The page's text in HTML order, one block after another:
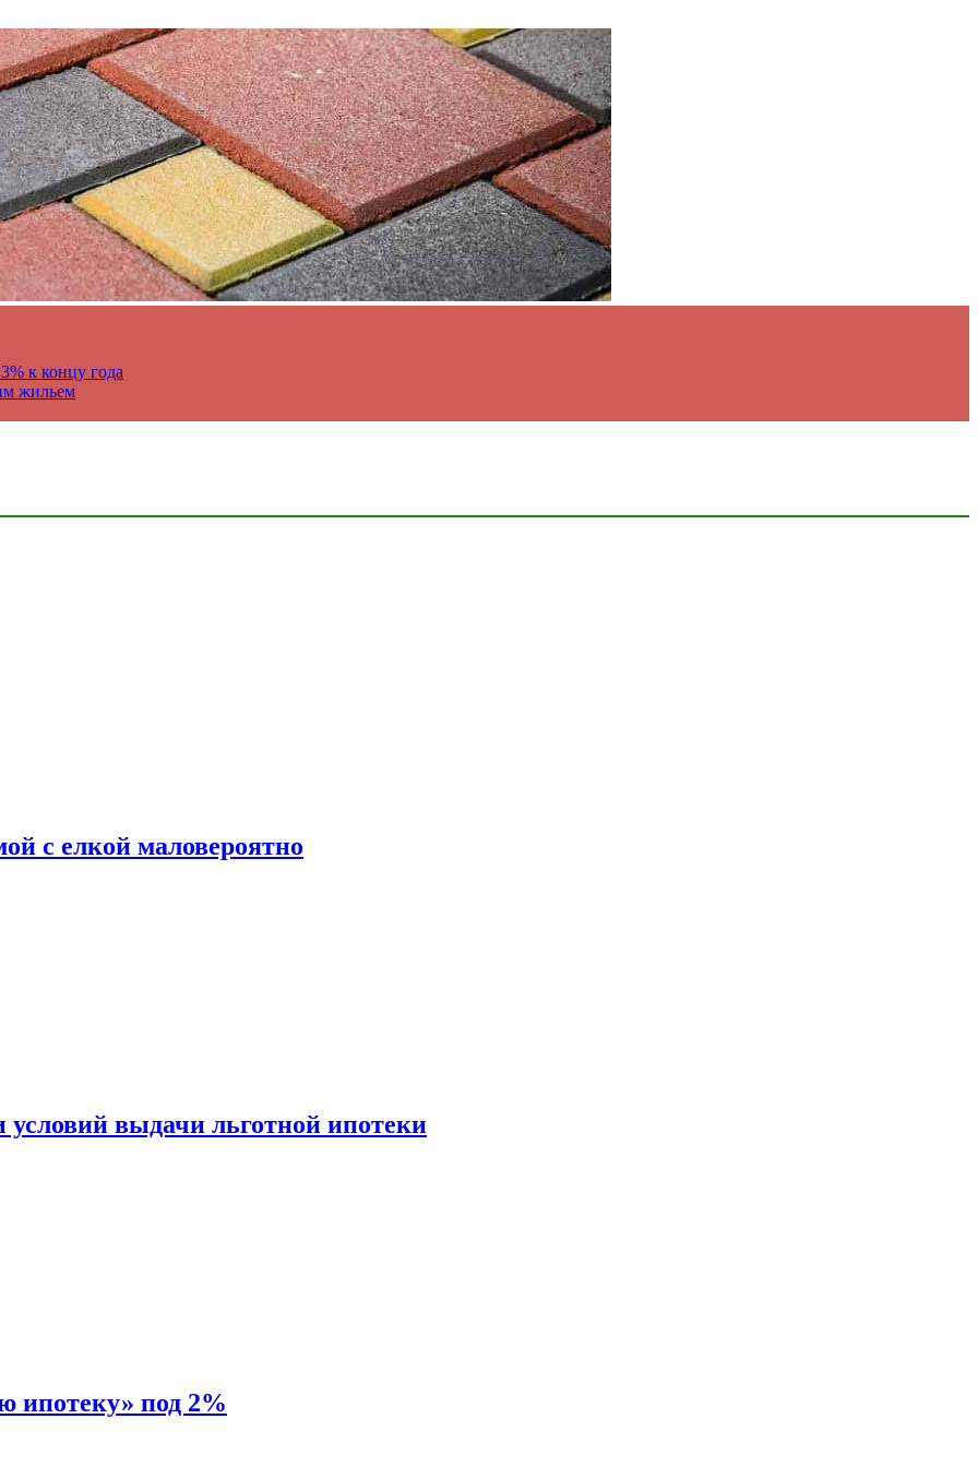
к концу года
жильем
с елкой маловероятно
условий выдачи льготной ипотеки
ипотеку» под 2%